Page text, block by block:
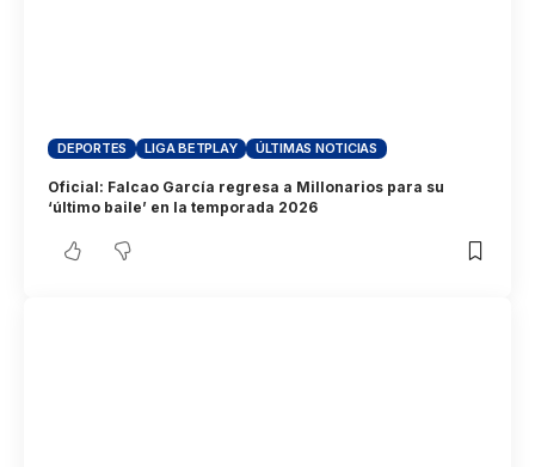
DEPORTES LIGA BETPLAY ÚLTIMAS NOTICIAS
Oficial: Falcao García regresa a Millonarios para su
‘último baile’ en la temporada 2026